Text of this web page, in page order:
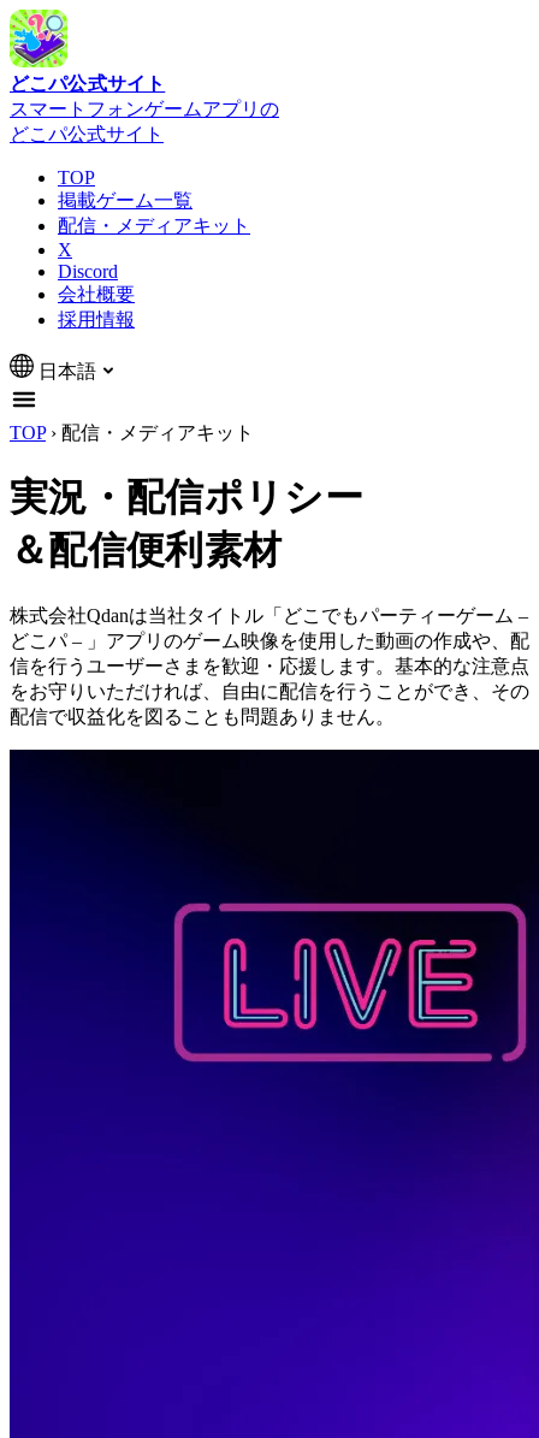
どこパ公式サイト
スマートフォンゲームアプリの
どこパ公式サイト
TOP
掲載ゲーム一覧
配信・メディアキット
X
Discord
会社概要
採用情報
日本語
TOP › 配信・メディアキット
実況・配信ポリシー
＆配信便利素材
株式会社Qdanは当社タイトル「どこでもパーティーゲーム –
どこパ – 」アプリのゲーム映像を使用した動画の作成や、配
信を行うユーザーさまを歓迎・応援します。基本的な注意点
をお守りいただければ、自由に配信を行うことができ、その
配信で収益化を図ることも問題ありません。